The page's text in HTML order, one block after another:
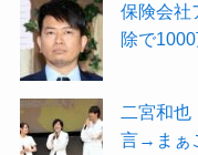
保険会社
除で
二宮和
言→まぁ